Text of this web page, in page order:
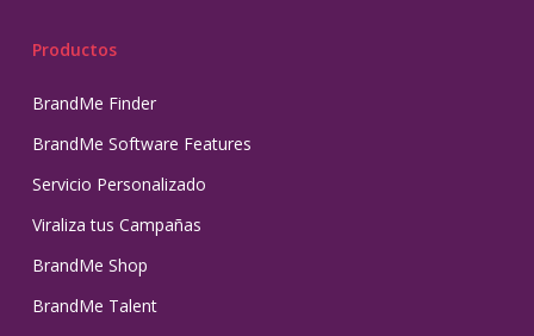
Productos
BrandMe Finder
BrandMe Software Features
Servicio Personalizado
Viraliza tus Campañas
BrandMe Shop
BrandMe Talent